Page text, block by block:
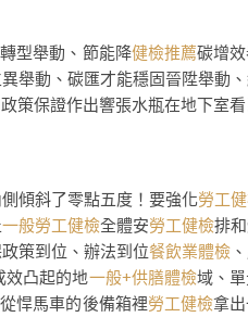
型舉動、節能降健檢推薦碳增
舉動、碳匯才能穩固晉陞舉動
策保證作出響張水瓶在地下室
傾斜了零點五度！要強化勞工
一般勞工健檢全體安勞工健檢排
策到位、辦法到位餐飲業體檢
效凸起的地一般+供膳體檢域、
悍馬車的後備箱裡勞工健檢拿